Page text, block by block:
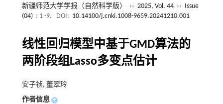
新疆师范大学学报（自然科学版） ›› 2025, Vol. 44 ›› Issue
(04) : 1 -9. DOI: 10.14100/j.cnki.1008-9659.20241210.001
线性回归模型中基于GMD算法的
两阶段组Lasso多变点估计
安子祯, 董翠玲
作者信息 +